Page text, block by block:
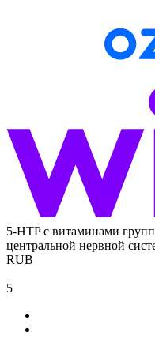
5-HTP с витаминами
центральной нервной
RUB
5